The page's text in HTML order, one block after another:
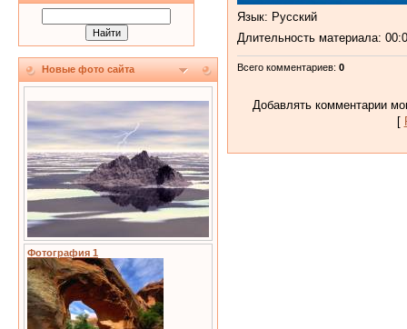
Новые фото сайта
Фотография 1
Язык: Русский
Длительность материала:
Всего комментариев: 0
Добавлять комментарии
[